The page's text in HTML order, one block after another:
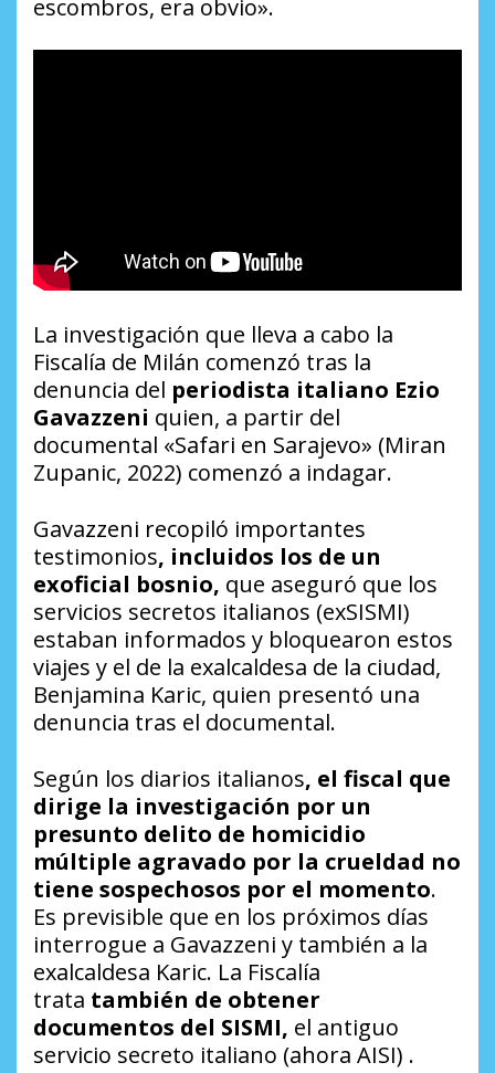
escombros, era obvio».
La investigación que lleva a cabo la
Fiscalía de Milán comenzó tras la
denuncia del periodista italiano Ezio
Gavazzeni quien, a partir del
documental «Safari en Sarajevo» (Miran
Zupanic, 2022) comenzó a indagar.
Gavazzeni recopiló importantes
testimonios, incluidos los de un
exoficial bosnio, que aseguró que los
servicios secretos italianos (exSISMI)
estaban informados y bloquearon estos
viajes y el de la exalcaldesa de la ciudad,
Benjamina Karic, quien presentó una
denuncia tras el documental.
Según los diarios italianos, el fiscal que
dirige la investigación por un
presunto delito de homicidio
múltiple agravado por la crueldad no
tiene sospechosos por el momento.
Es previsible que en los próximos días
interrogue a Gavazzeni y también a la
exalcaldesa Karic. La Fiscalía
trata también de obtener
documentos del SISMI, el antiguo
servicio secreto italiano (ahora AISI) .